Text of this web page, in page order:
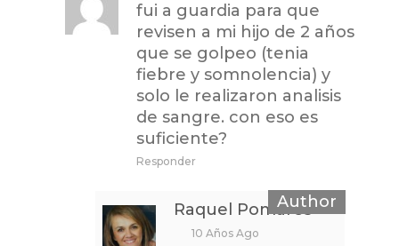
fui a guardia para que
revisen a mi hijo de 2 años
que se golpeo (tenia
fiebre y somnolencia) y
solo le realizaron analisis
de sangre. con eso es
suficiente?
Responder
Raquel Pomares
10 Años Ago